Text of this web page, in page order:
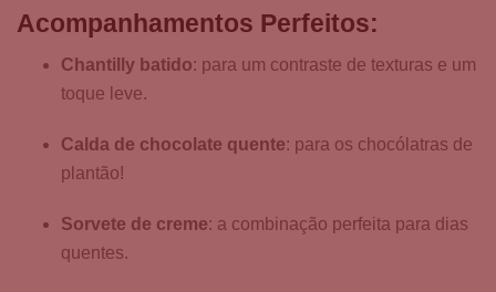
Acompanhamentos Perfeitos:
Chantilly batido: para um contraste de texturas e um
toque leve.
Calda de chocolate quente: para os chocólatras de
plantão!
Sorvete de creme: a combinação perfeita para dias
quentes.